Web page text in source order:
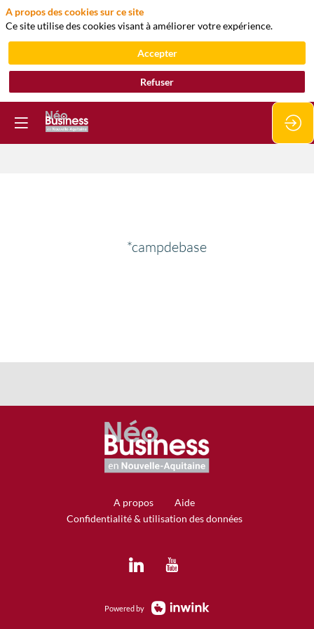
*campdebase
*campdebase
A propos
Aide
Confidentialité & utilisation des données
Powered by
A propos des cookies sur ce site
Ce site utilise des cookies visant à améliorer votre expérience.
Accepter
Refuser